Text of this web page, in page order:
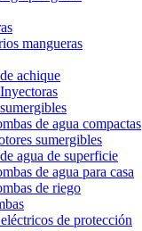
mangueras
achique
de agua compactas
sumergibles
agua de superficie
de agua para casa
de riego
de protección